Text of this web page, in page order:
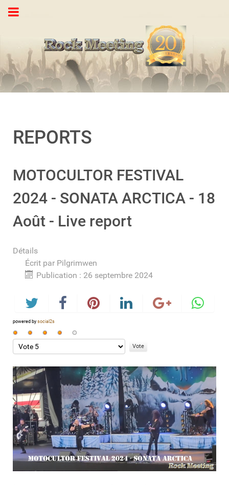
REPORTS
MOTOCULTOR FESTIVAL
2024 - SONATA ARCTICA - 18
Août - Live report
Détails
Écrit par Pilgrimwen
Publication : 26 septembre 2024
powered by social2s
Vote
utilisateur:
Veuillez
voter